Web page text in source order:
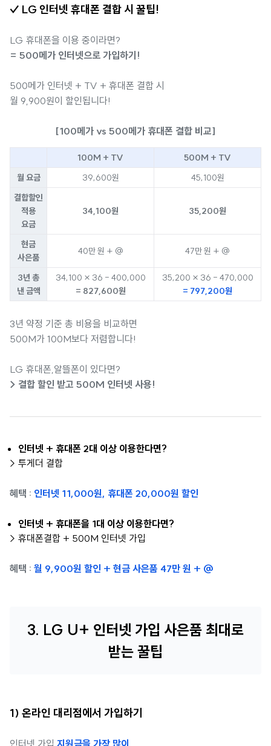
✓ LG 인터넷 휴대폰 결합 시 꿀팁!
LG 휴대폰을 이용 중이라면?
= 500메가 인터넷으로 가입하기!
500메가 인터넷 + TV + 휴대폰 결합 시
월 9,900원이 할인됩니다!
[100메가 vs 500메가 휴대폰 결합 비교]
100M + TV
500M + TV
월 요금
39,600원
45,100원
결합할인
적용
요금
34,100원 35,200원
현금
사은품
40만 원 + @ 47만 원 + @
3년 총
낸 금액
34,100 × 36 - 400,000
= 827,600원
35,200 × 36 - 470,000
= 797,200원
3년 약정 기준 총 비용을 비교하면
500M가 100M보다 저렴합니다!
LG 휴대폰,알뜰폰이 있다면?
> 결합 할인 받고 500M 인터넷 사용!
인터넷 + 휴대폰 2대 이상 이용한다면?
> 투게더 결합
혜택 : 인터넷 11,000원, 휴대폰 20,000원 할인
인터넷 + 휴대폰을 1대 이상 이용한다면?
> 휴대폰결합 + 500M 인터넷 가입
혜택 : 월 9,900원 할인 + 현금 사은품 47만 원 + @
3. LG U+ 인터넷 가입 사은품 최대로
받는 꿀팁
1) 온라인 대리점에서 가입하기